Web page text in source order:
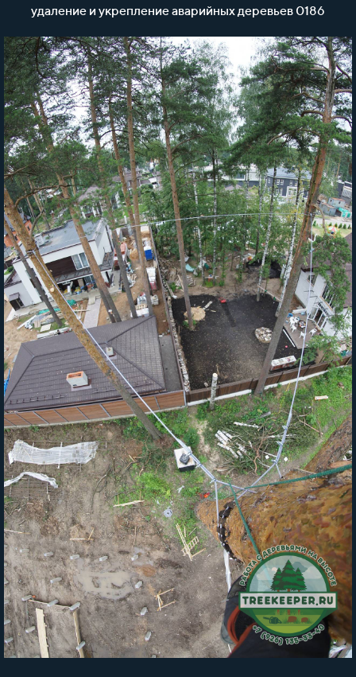
удаление и укрепление аварийных деревьев 0186